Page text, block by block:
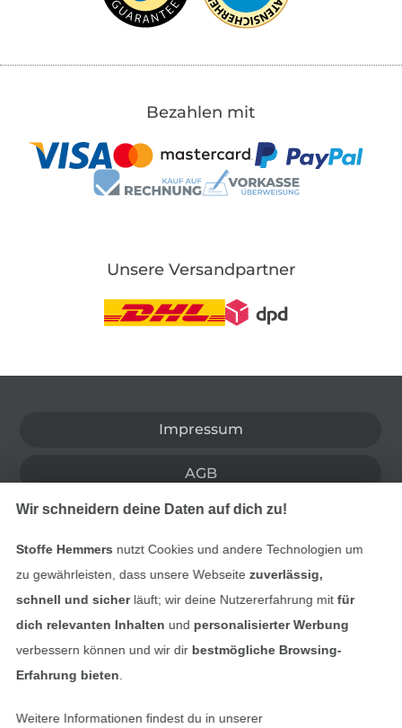
Bezahlen mit
Unsere Versandpartner
Impressum
AGB
Datenschutz
Widerrufsrecht
Kontakt
Bestellung widerrufen
Wir schneidern deine Daten auf dich zu!
Stoffe Hemmers nutzt Cookies und andere Technologien um
zu gewährleisten, dass unsere Webseite zuverlässig,
schnell und sicherläuft; wir deine Nutzererfahrung mitfür
dich relevanten Inhalten und personalisierter Werbung
verbessern können und wir dir bestmögliche Browsing-
Erfahrung bieten
Weitere Informationen findest du in unserer